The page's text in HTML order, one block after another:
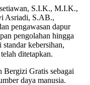
S.I.K., M.I.K.,
Asriadi, S.AB.,
pengawasan dapur
pengolahan hingga
kebersihan,
ditetapkan.
Bergizi Gratis sebagai
daya manusia.